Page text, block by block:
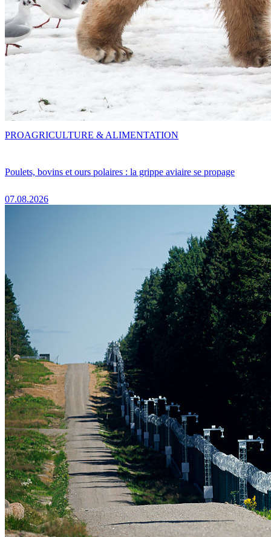
Poulets, bovins et ours polaires : la grippe aviaire se propage
07.08.2026
PROAGRICULTURE & ALIMENTATION